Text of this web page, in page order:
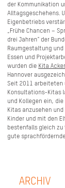
der Kommunikation
Alltagsgeschehens.
Eigenbetriebs
„Frühe Chancen –
drei Jahren" der
Raumgestaltung
Essen und
wurden die Kita
Hannover
Seit 2011 arbeiteten
Konsultations-Kitas
und Kollegen ein,
Kitas anzusehen
Kinder und mit den
bestenfalls gleich zu
gute
ARCHIV